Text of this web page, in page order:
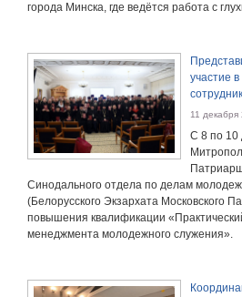
города Минска, где ведётся работа с
участие
11 декабря
С 8 по 10
Синодального отдела по делам
(Белорусского Экзархата Московского
повышения квалификации
менеджмента молодежного служения».